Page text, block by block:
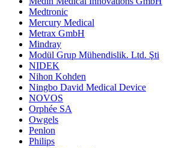
Medtronic
Mercury Medical
Metrax GmbH
Mindray
Modül Grup Mühendislik. Ltd. Şti
NIDEK
Nihon Kohden
Ningbo David Medical Device
NOVOS
Orphée SA
Owgels
Penlon
Philips